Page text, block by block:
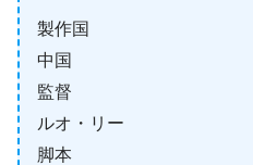
製作国
中国
監督
ルオ・リー
脚本